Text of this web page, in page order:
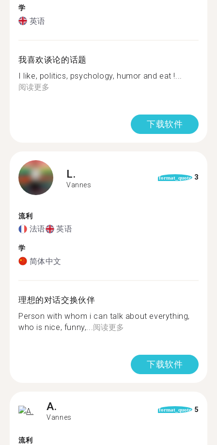
学
英语
我喜欢谈论的话题
I like, politics, psychology, humor and eat !...
阅读更多
下载软件
L.
Vannes
format_quote 3
流利
法语 英语
学
简体中文
理想的对话交换伙伴
Person with whom i can talk about everything,
who is nice, funny,... 阅读更多
下载软件
A.
Vannes
format_quote 5
流利